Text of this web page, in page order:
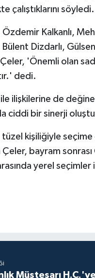
çalıştıklarını söyledi.
Özdemir Kalkanlı,
Dizdarlı,
Çeler, 'Önemli olan
dedi.
ilişkilerine de
ciddi bir sinerji
kişiliğiyle
bayram
yerel seçimler
Müsteşarı